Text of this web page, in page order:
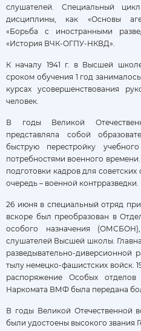
слушателей. Специальный
дисциплины, как «Основы
«Борьба с иностранными
«История ВЧК-ОГПУ-НКВД».
К началу 1941 г. в Высшей
сроком обучения 1 год
курсах усовершенствования
человек.
В годы Великой
представляла собой
быструю перестройку
потребностями военного
подготовки кадров для
очередь – военной контрразведки.
26 июня в специальный отряд
вскоре был преобразован в
особого назначения
слушателей Высшей школы.
разведывательно-диверсионной
тылу немецко-фашистских войск.
распоряжение Особых
Наркомата ВМФ была передана
В годы Великой Отечественной
были удостоены высокого звания